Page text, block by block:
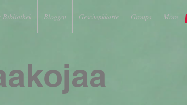
Bibliothek Bloggen Geschenkkarte Groups More